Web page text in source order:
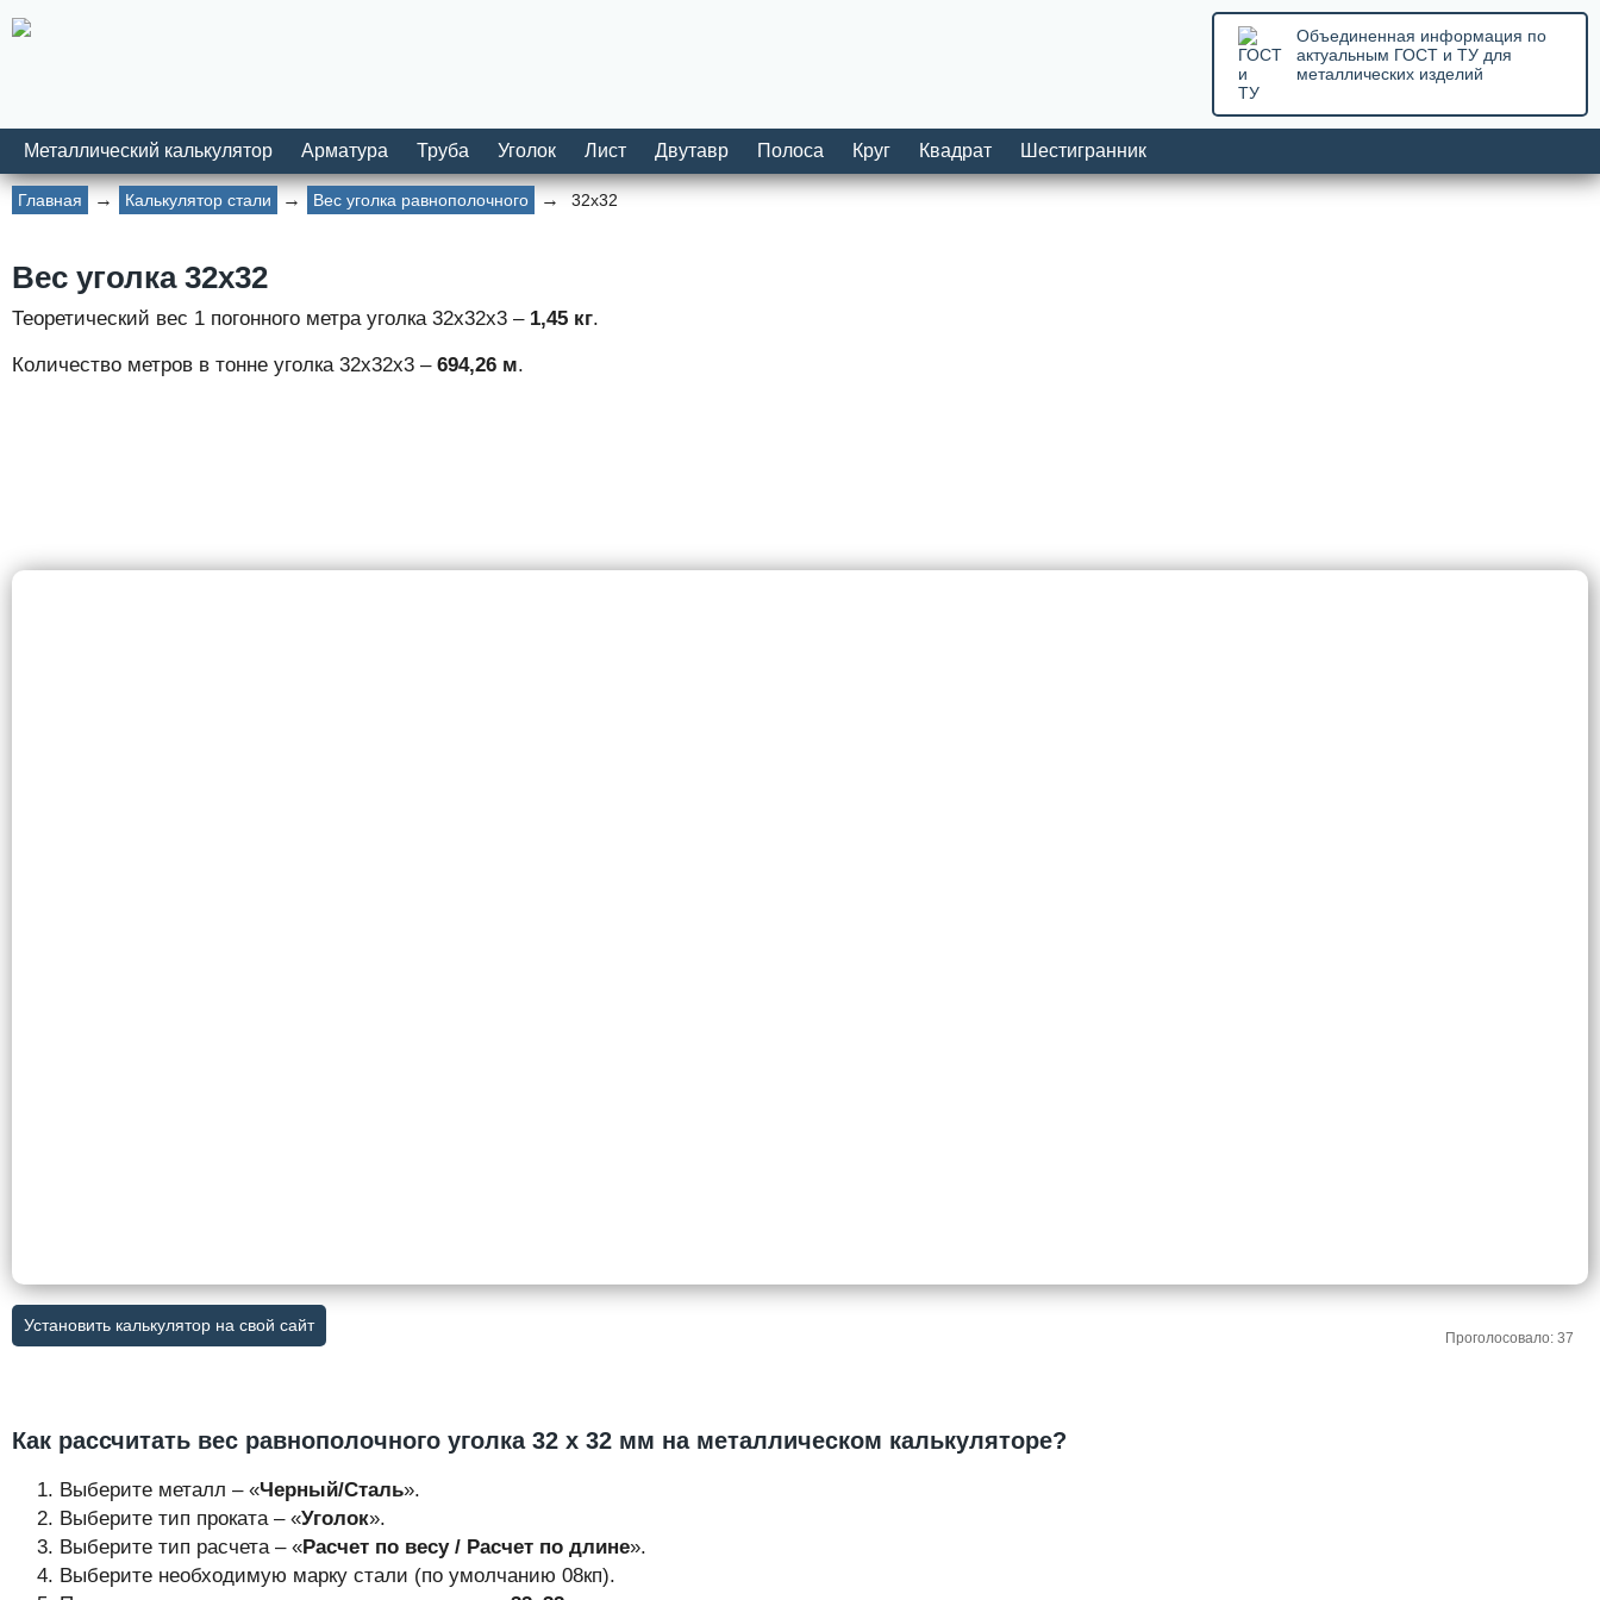
Объединенная информация по
актуальным ГОСТ и ТУ для
металлических изделий
Металлический калькулятор Арматура Труба Уголок Лист Двутавр Полоса Круг Квадрат Шестигранник
Главная Калькулятор стали Вес уголка равнополочного 32х32
Вес уголка 32х32
Теоретический вес 1 погонного метра уголка 32х32х3 – 1,45 кг.
Количество метров в тонне уголка 32x32х3 – 694,26 м.
Установить калькулятор на свой сайт
Проголосовало: 37
Как рассчитать вес равнополочного уголка 32 х 32 мм на металлическом калькуляторе?
Выберите металл – «Черный/Сталь».
Выберите тип проката – «Уголок».
Выберите тип расчета – «Расчет по весу / Расчет по длине».
Выберите необходимую марку стали (по умолчанию 08кп).